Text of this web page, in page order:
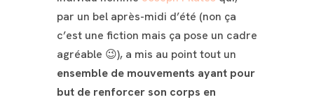
par un bel après-midi d’été (non ça
c’est une fiction mais ça pose un cadre
agréable 😉), a mis au point tout un
ensemble de mouvements ayant pour
but de renforcer son corps en